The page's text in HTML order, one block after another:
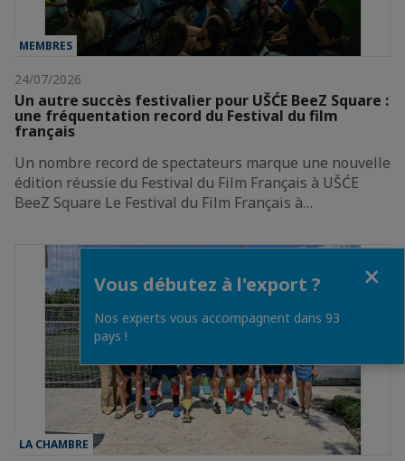
MEMBRES
24/07/2026
Un autre succès festivalier pour UŠĆE BeeZ Square :
une fréquentation record du Festival du film
français
Un nombre record de spectateurs marque une nouvelle
édition réussie du Festival du Film Français à UŠĆE
BeeZ Square Le Festival du Film Français à…
LA CHAMBRE
Vous débutez à l'export ?
Nos experts vous accompagnent dans 93
pays !